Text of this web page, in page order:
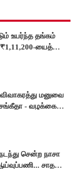
உயர்ந்த தங்கம்
யைத்
விவாகரத்து மனுவை
- வழக்கை
செங்கல்பட்டு
சென்ற நாசா
சாதனை